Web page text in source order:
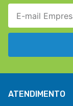
ATENDIMENTO